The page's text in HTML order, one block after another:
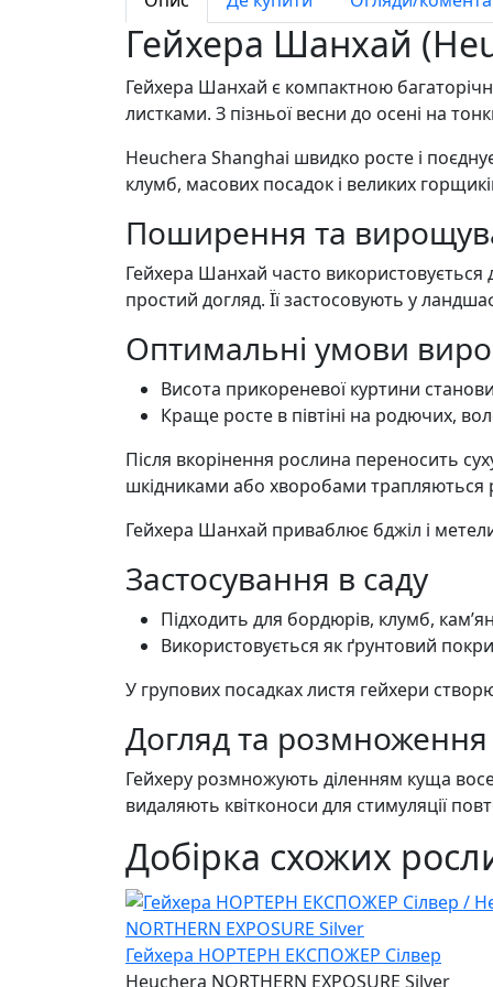
Гейхера Шанхай
Гейхера Шанхай є компактною
листками. З пізньої весни до осені на
Heuchera Shanghai швидко росте і
клумб, масових посадок і великих
Поширення та
Гейхера Шанхай часто використовується
простий догляд. Її застосовують у
Оптимальні умови
Висота прикореневої куртини
Краще росте в півтіні на родючих,
Після вкорінення рослина переносить
шкідниками або хворобами трапляються
Гейхера Шанхай приваблює бджіл і
Застосування в саду
Підходить для бордюрів, клумб,
Використовується як ґрунтовий
У групових посадках листя гейхери
Догляд та розмноження
Гейхеру розмножують діленням куща
видаляють квітконоси для стимуляції
Добірка схожих
Гейхера НОРТЕРН ЕКСПОЖЕР Сілвер
Heuchera NORTHERN EXPOSURE Silver